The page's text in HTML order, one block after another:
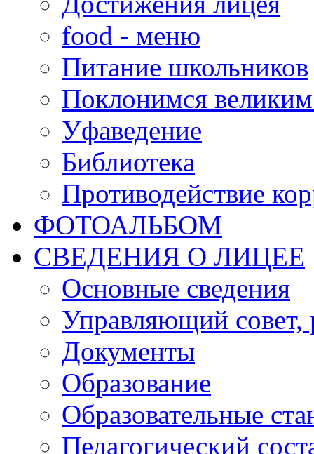
food - меню
Питание школьников
Поклонимся
Уфаведение
Библиотека
Противодействие
ФОТОАЛЬБОМ
СВЕДЕНИЯ О ЛИЦЕЕ
Основные сведения
Управляющий совет,
Документы
Образование
Образовательные
Педагогический